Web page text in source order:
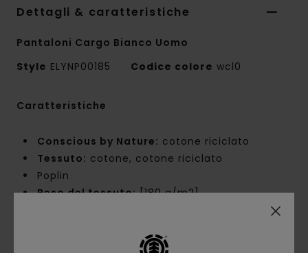
Dettagli & caratteristiche
Pantaloni Cargo Bianco Uomo
Style ELYNP00185 Codice colore wcl0
Caratteristiche
Conscious by Nature: cotone riciclato
Tessuto: cotone, cotone riciclato
Poplin
Peso del tessuto:[180 g/m2]
cavallo basso